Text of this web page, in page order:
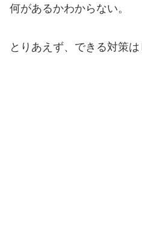
何があるかわからない。
とりあえず、できる対策は